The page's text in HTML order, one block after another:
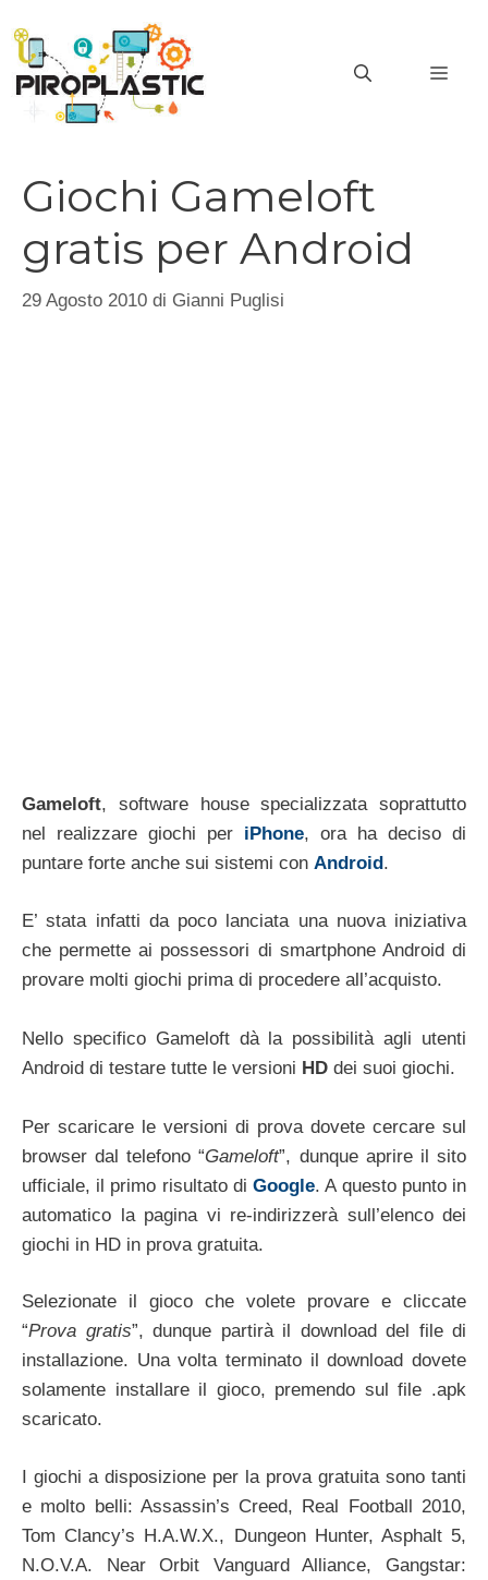
contenuto
Giochi Gameloft
gratis per Android
29 Agosto 2010 di Gianni Puglisi
Gameloft, software house specializzata soprattutto
nel realizzare giochi per iPhone, ora ha deciso di
puntare forte anche sui sistemi con Android.
E’ stata infatti da poco lanciata una nuova iniziativa
che permette ai possessori di smartphone Android di
provare molti giochi prima di procedere all’acquisto.
Nello specifico Gameloft dà la possibilità agli utenti
Android di testare tutte le versioni HD dei suoi giochi.
Per scaricare le versioni di prova dovete cercare sul
browser dal telefono “Gameloft”, dunque aprire il sito
ufficiale, il primo risultato diGoogle. A questo punto in
automatico la pagina vi re-indirizzerà sull’elenco dei
giochi in HD in prova gratuita.
Selezionate il gioco che volete provare e cliccate
“Prova gratis”, dunque partirà il download del file di
installazione. Una volta terminato il download dovete
solamente installare il gioco, premendo sul file .apk
scaricato.
I giochi a disposizione per la prova gratuita sono tanti
e molto belli: Assassin’s Creed, Real Football 2010,
Tom Clancy’s H.A.W.X., Dungeon Hunter, Asphalt 5,
N.O.V.A. Near Orbit Vanguard Alliance, Gangstar: